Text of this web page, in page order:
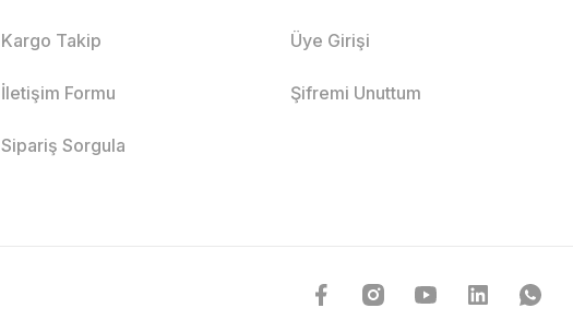
Kargo Takip
İletişim Formu
Sipariş Sorgula
Üye Girişi
Şifremi Unuttum